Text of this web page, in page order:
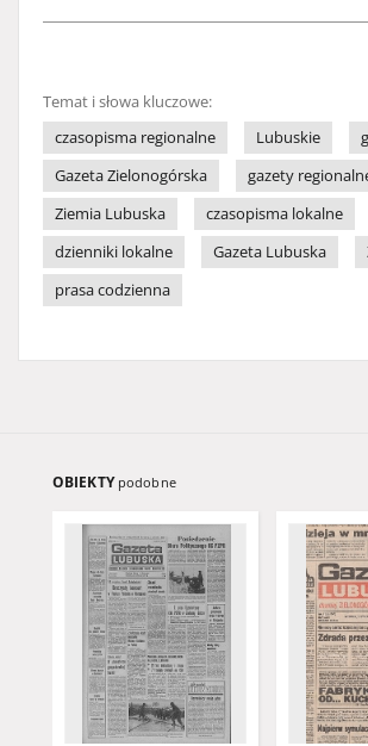
Temat i słowa kluczowe:
czasopisma regionalne
Lubuskie
Gazeta Zielonogórska
gazety
Ziemia Lubuska
czasopisma lokalne
dzienniki lokalne
Gazeta Lubuska
prasa codzienna
OBIEKTY podobne